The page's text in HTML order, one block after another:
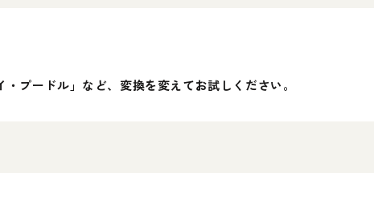
・プードル」など、変換を変えてお試しください。